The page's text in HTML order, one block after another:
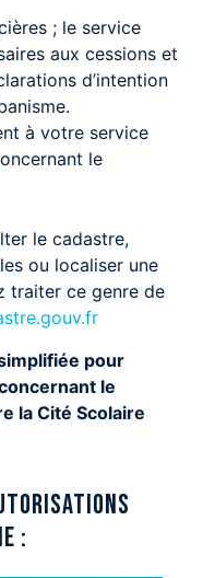
; le service
aux cessions et
d’intention
à votre service
le
le cadastre,
ou localiser une
traiter ce genre de
pour
le
la Cité Scolaire
: